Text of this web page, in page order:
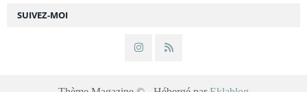
SUIVEZ-MOI